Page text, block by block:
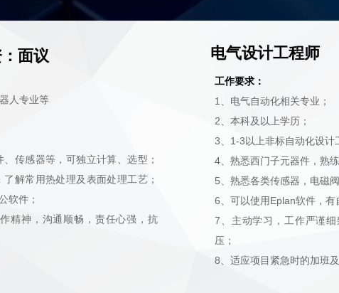
面议
人专业等
传感器等，可独立计算、选型；
解常用热处理及表面处理工艺；
软件；
精神，沟通顺畅，责任心强，抗
工作要求：
1、电气自动化相关专业；
2、本科及以上学历；
3、1-3以上非标自动化设计
4、熟悉西门子元器件，熟
5、熟悉各类传感器，电磁
6、可以使用Eplan软件，有
7、主动学习，工作严谨
压；
8、适应项目紧急时的加班及
电气设计工程